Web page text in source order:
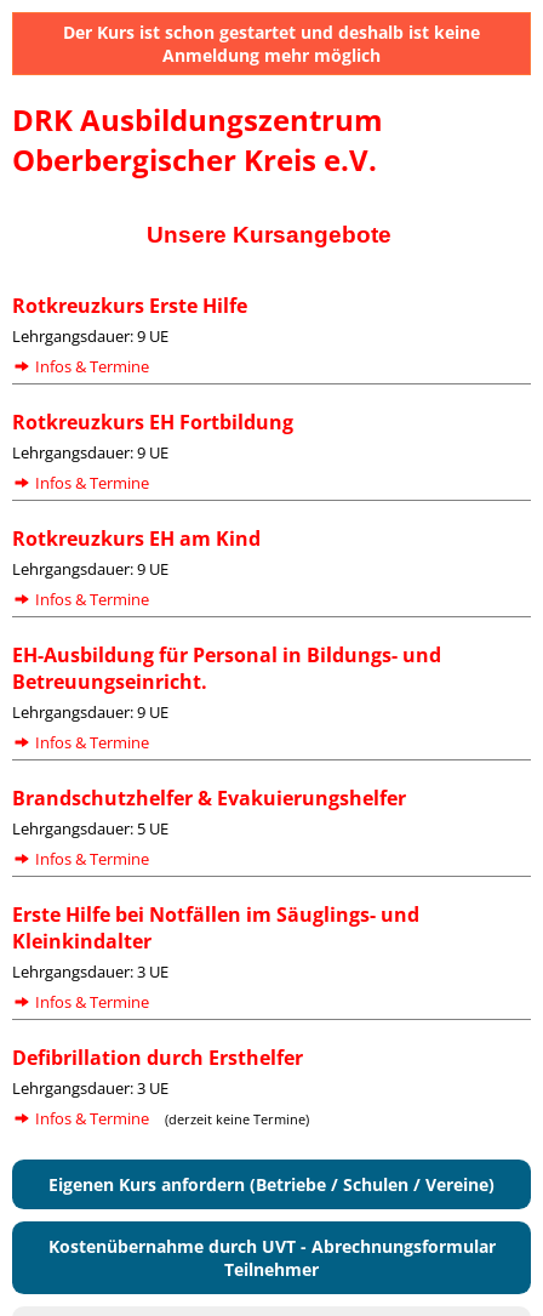
Der Kurs ist schon gestartet und deshalb ist keine
Anmeldung mehr möglich
DRK Ausbildungszentrum
Oberbergischer Kreis e.V.
Unsere Kursangebote
Rotkreuzkurs Erste Hilfe
Lehrgangsdauer: 9 UE
Infos & Termine
Rotkreuzkurs EH Fortbildung
Lehrgangsdauer: 9 UE
Infos & Termine
Rotkreuzkurs EH am Kind
Lehrgangsdauer: 9 UE
Infos & Termine
EH-Ausbildung für Personal in Bildungs- und
Betreuungseinricht.
Lehrgangsdauer: 9 UE
Infos & Termine
Brandschutzhelfer & Evakuierungshelfer
Lehrgangsdauer: 5 UE
Infos & Termine
Erste Hilfe bei Notfällen im Säuglings- und
Kleinkindalter
Lehrgangsdauer: 3 UE
Infos & Termine
Defibrillation durch Ersthelfer
Lehrgangsdauer: 3 UE
Infos & Termine
(derzeit keine Termine)
Eigenen Kurs anfordern (Betriebe / Schulen / Vereine)
Kostenübernahme durch UVT - Abrechnungsformular
Teilnehmer